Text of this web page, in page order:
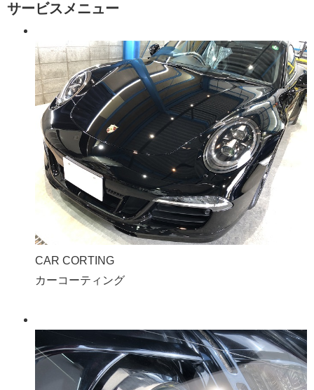
サービスメニュー
CAR CORTING
カーコーティング